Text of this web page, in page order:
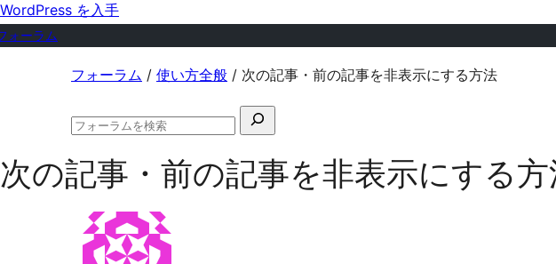
ッ
プ
WordPress を入手
ォーラム
ツ
フォーラム / 使い方全般 / 次の記事・前の記事を非表示にする方法
検
対
フ
ー
ラ
次の記事・前の記事を非表示にする方